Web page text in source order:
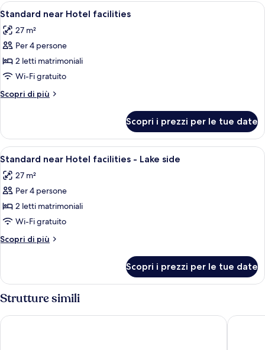
Apri
tutte
le
foto
per
Standard
near
Hotel
Una cassaforte in camera, tende
3
Standard near Hotel facilities
27 m²
Per 4 persone
2 letti matrimoniali
Wi-Fi gratuito
Scopri di più
Altri
near
Hotel
facilities
Scopri i prezzi per le tue date
Apri
tutte
le
foto
per
Standard
near
Hotel
-
Lake
side
Una camera d'albergo con un letto,
3
Standard near Hotel facilities - Lake side
27 m²
Per 4 persone
2 letti matrimoniali
Wi-Fi gratuito
Scopri di più
Altri
near
Hotel
facilities
Lake
Scopri i prezzi per le tue date
Strutture simili
Disney Newport Bay Club Disney